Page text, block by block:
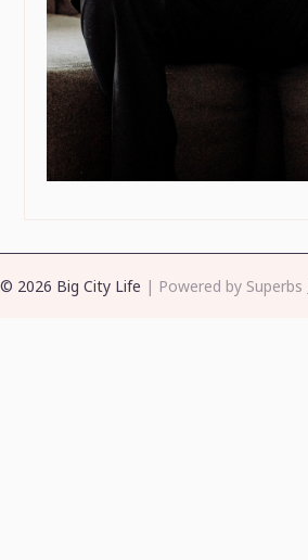
© 2026 Big City Life | Powered by Superbs